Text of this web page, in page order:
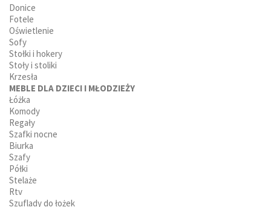
Donice
Fotele
Oświetlenie
Sofy
Stołki i hokery
Stoły i stoliki
Krzesła
MEBLE DLA DZIECI I MŁODZIEŻY
Łóżka
Komody
Regały
Szafki nocne
Biurka
Szafy
Półki
Stelaże
Rtv
Szuflady do łożek